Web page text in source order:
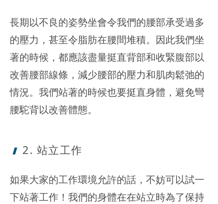
長期以不良的姿勢坐會令我們的腰部承受過多
的壓力，甚至令脂肪在腰間堆積。因此我們坐
著的時候，都應該盡量挺直背部和收緊腹部以
改善腰部線條，減少腰部的壓力和肌肉鬆弛的
情況。我們站著的時候也要挺直身體，避免彎
腰駝背以改善體態。
2. 站立工作
如果大家的工作環境允許的話，不妨可以試一
下站著工作！我們的身體在在站立時為了保持